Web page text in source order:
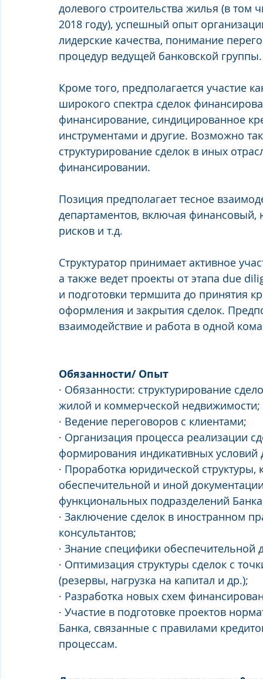
долевого строительства жилья (в
2018 году), успешный опыт
лидерские качества, понимание
процедур ведущей банковской группы.
Кроме того, предполагается участие
широкого спектра сделок
финансирование, синдицированное
инструментами и другие. Возможно
структурирование сделок в иных
финансировании.
Позиция предполагает тесное
департаментов, включая
рисков и т.д.
Структуратор принимает активное
а также ведет проекты от этапа due
и подготовки термшита до принятия
оформления и закрытия сделок.
взаимодействие и работа в одной
Обязанности/ Опыт
· Обязанности: структурирование
жилой и коммерческой недвижимости;
· Ведение переговоров с клиентами;
· Организация процесса реализации
формирования индикативных условий
· Проработка юридической
обеспечительной и иной
функциональных подразделений
· Заключение сделок в иностранном
консультантов;
· Знание специфики
· Оптимизация структуры сделок с
(резервы, нагрузка на капитал и др.);
· Разработка новых схем
· Участие в подготовке проектов
Банка, связанные с правилами
процессам.